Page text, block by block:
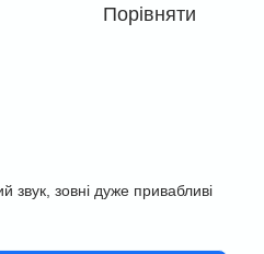
Порівняти
звук, зовні дуже привабливі